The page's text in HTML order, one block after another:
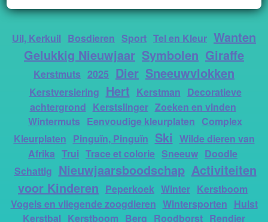
Uil, Kerkuil Bosdieren Sport Tel en Kleur Wanten
Gelukkig Nieuwjaar Symbolen Giraffe
Kerstmuts 2025 Dier Sneeuwvlokken
Kerstversiering Hert Kerstman Decoratieve
achtergrond Kerstslinger Zoeken en vinden
Wintermuts Eenvoudige kleurplaten Complex
Kleurplaten Pinguïn, Pinguïn Ski Wilde dieren van
Afrika Trui Trace et colorie Sneeuw Doodle
Schattig Nieuwjaarsboodschap Activiteiten
voor Kinderen Peperkoek Winter Kerstboom
Vogels en vliegende zoogdieren Wintersporten Hulst
Kerstbal Kerstboom Berg Roodborst Rendier